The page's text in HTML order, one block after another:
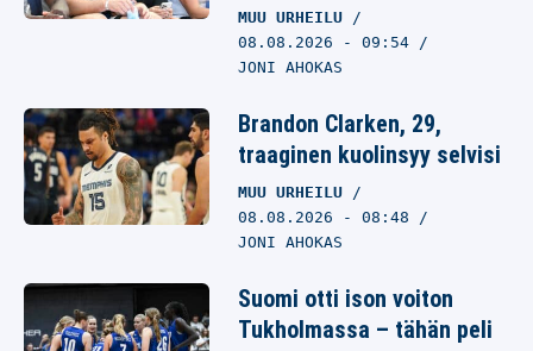
MUU URHEILU
08.08.2026 - 09:54
JONI AHOKAS
Brandon Clarken, 29,
traaginen kuolinsyy selvisi
MUU URHEILU
08.08.2026 - 08:48
JONI AHOKAS
Suomi otti ison voiton
Tukholmassa – tähän peli